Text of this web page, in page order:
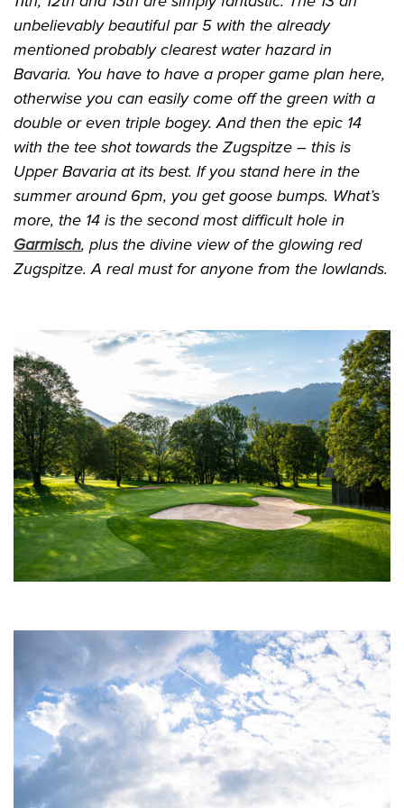
unbelievably beautiful par 5 with the already
mentioned probably clearest water hazard in
Bavaria. You have to have a proper game plan here,
otherwise you can easily come off the green with a
double or even triple bogey. And then the epic 14
with the tee shot towards the Zugspitze – this is
Upper Bavaria at its best. If you stand here in the
summer around 6pm, you get goose bumps. What’s
more, the 14 is the second most difficult hole in
Garmisch, plus the divine view of the glowing red
Zugspitze. A real must for anyone from the lowlands.